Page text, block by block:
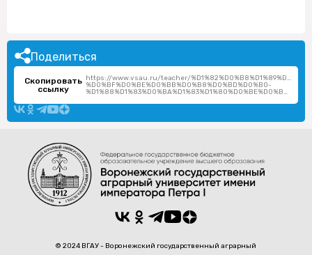
Поделиться
Скопировать
ссылку
https://www.vsau.ru/teacher/
%D0%BF%D0%BE%D0%BB%D0%B8%D0%BD%D0%B0-
%D1%88%D1%83%D0%BA%D1%83%D1%80%D0%BE%D0%B2%D0%BD%D0%B0/
© 2024 ВГАУ - Воронежский государственный аграрный